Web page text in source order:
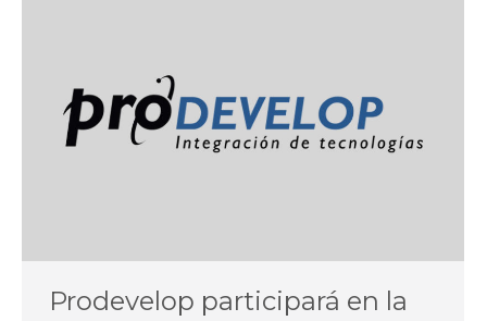
Prodevelop participará en la